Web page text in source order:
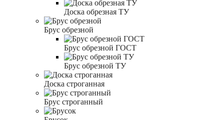
Доска обрезная ТУ
Брус обрезной
Брус обрезной ГОСТ
Брус обрезной ТУ
Доска строганная
Брус строганный